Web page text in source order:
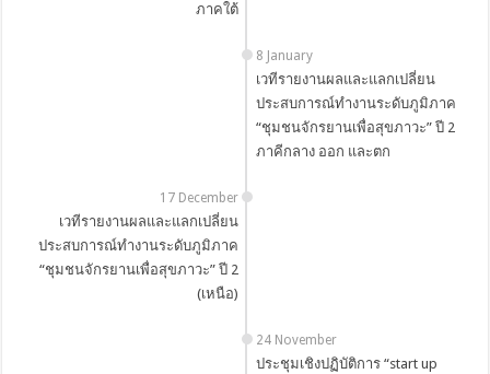
ภาคใต้
8 January
เวทีรายงานผลและแลกเปลี่ยน
ประสบการณ์ทำงานระดับภูมิภาค
“ชุมชนจักรยานเพื่อสุขภาวะ” ปี 2
ภาคีกลาง ออก และตก
17 December
เวทีรายงานผลและแลกเปลี่ยน
ประสบการณ์ทำงานระดับภูมิภาค
“ชุมชนจักรยานเพื่อสุขภาวะ” ปี 2
(เหนือ)
24 November
ประชุมเชิงปฏิบัติการ “start up